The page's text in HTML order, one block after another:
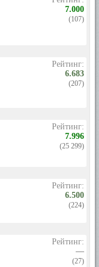
7.000
(107)
Рейтинг:
6.683
(207)
Рейтинг:
7.996
(25 299)
Рейтинг:
6.500
(224)
Рейтинг:
—
(27)